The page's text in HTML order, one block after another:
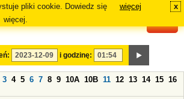
pliki cookie. Dowiedz się
więcej.
więcej x
i godzinę:
3 4 5 6 7 8 9 10A 10B 11 12 13 14 15 16